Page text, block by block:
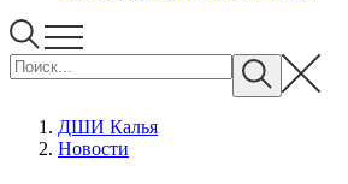
ДШИ Калья
Новости